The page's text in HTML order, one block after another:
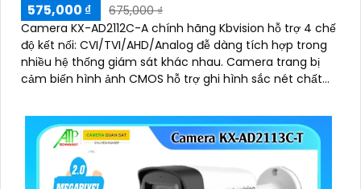
575,000 ₫
675,000 ₫
Camera KX-AD2112C-A chính hãng Kbvision hỗ trợ 4 chế
độ kết nối: CVI/TVI/AHD/Analog đễ dàng tích hợp trong
nhiều hệ thống giám sát khác nhau. Camera trang bị
cảm biến hình ảnh CMOS hỗ trợ ghi hình sắc nét chất